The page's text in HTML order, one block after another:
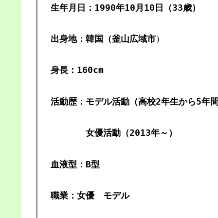
生年月日：1990年10月10日（33歳）
出身地：韓国（釜山広域市）
身長：160cm
活動歴：モデル活動（高校2年生から5年
女優活動（2013年～）
血液型：B型
職業：女優 モデル